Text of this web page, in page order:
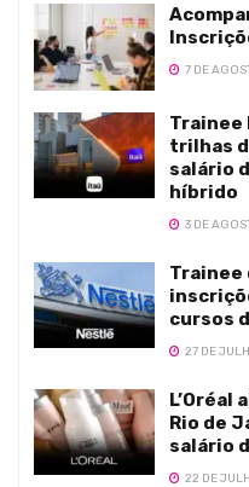
7 DE
Trainee
trilhas
salário
híbrido
3 DE
Trainee
cursos
27 DE
L’Oréal
Rio de
salário
22 DE